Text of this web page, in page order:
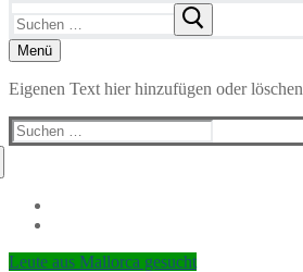
nach:
Menü
Eigenen Text hier hinzufügen oder löschen
Suchen
nach:
Leute aus Mallorca gesucht